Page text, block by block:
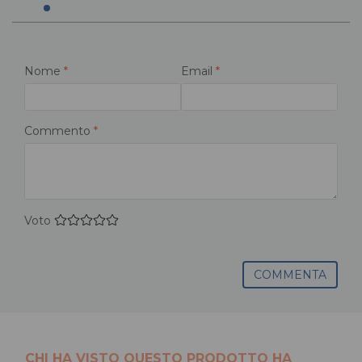
Nome * Email *
Commento *
Voto
COMMENTA
CHI HA VISTO QUESTO PRODOTTO HA